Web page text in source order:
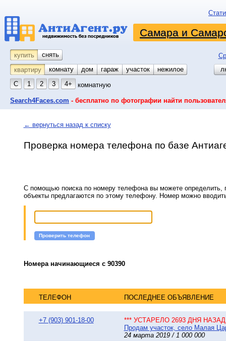
Самара и
купить снять
квартиру
комнату койко-место
дом гараж участок
нежилое
С
1 2 3 4+ комнатную
Search4Faces.com - бесплатно по фотографии найти
← вернуться назад к списку
Проверка номера телефона по базе
С помощью поиска по номеру телефона вы можете определить,
объекты предлагаются по этому телефону. Номер можно
Проверить телефон
Номера начинающиеся с 90390
ТЕЛЕФОН ПОСЛЕДНЕЕ ОБЪЯВЛЕНИЕ
+7 (903) 901-18-00
*** УСТАРЕЛО 2693 ДНЯ НАЗАД
Продам участок, село Малая
24 марта 2019 / 1 000 000